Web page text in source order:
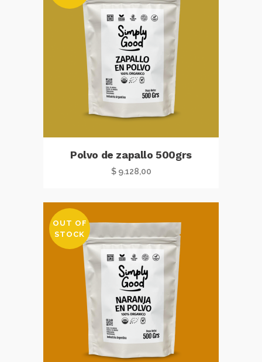
Polvo de zapallo 500grs
$9.128,00
OUT OF
STOCK